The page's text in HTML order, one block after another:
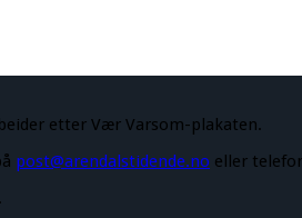
etter Vær Varsom-plakaten.
post@arendalstidende.no eller